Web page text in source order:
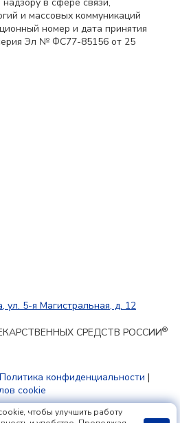
и массовых коммуникаций
номер и дата принятия
Эл № ФС77-85156 от 25
ул. 5-я Магистральная, д. 12
СРЕДСТВ РОССИИ®
Политика конфиденциальности |
cookie
чтобы улучшить работу